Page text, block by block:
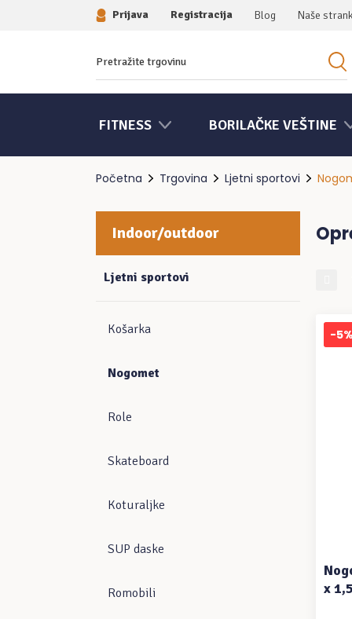
Prijava Registracija Blog Naše
FITNESS BORILAČKE VEŠTINE
Početna Trgovina Ljetni sportovi
-5%
x
Indoor/outdoor
Ljetni sportovi
Košarka
Nogomet
Role
Skateboard
Koturaljke
SUP daske
Romobili